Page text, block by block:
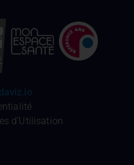
d’Utilisation